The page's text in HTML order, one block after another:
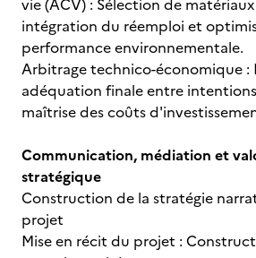
vie (ACV) : Sélection de
intégration du réemploi et
performance environnementale.
Arbitrage technico-économique :
adéquation finale entre
maîtrise des coûts
Communication, médiation et
stratégique
Construction de la stratégie
projet
Mise en récit du projet :